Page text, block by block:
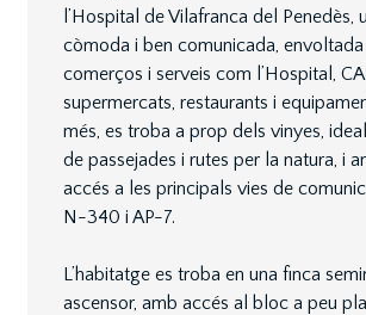
l’Hospital de Vilafranca del Penedès,
còmoda i ben comunicada,
comerços i serveis com l’Hospital,
supermercats, restaurants i
més, es troba a prop dels vinyes,
de passejades i rutes per la natura, i
accés a les principals vies de
N-340 i AP-7.
L’habitatge es troba en una finca
ascensor, amb accés al bloc a peu